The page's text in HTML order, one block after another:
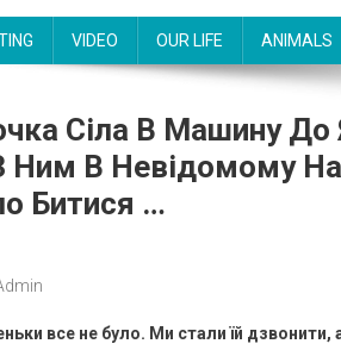
VIDEO OUR LIFE ANIMALS
Сіла В Машину До
Ним В Невідомому
Битися …
все не було. Ми стали їй